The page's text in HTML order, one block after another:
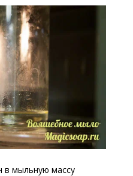
в мыльную массу